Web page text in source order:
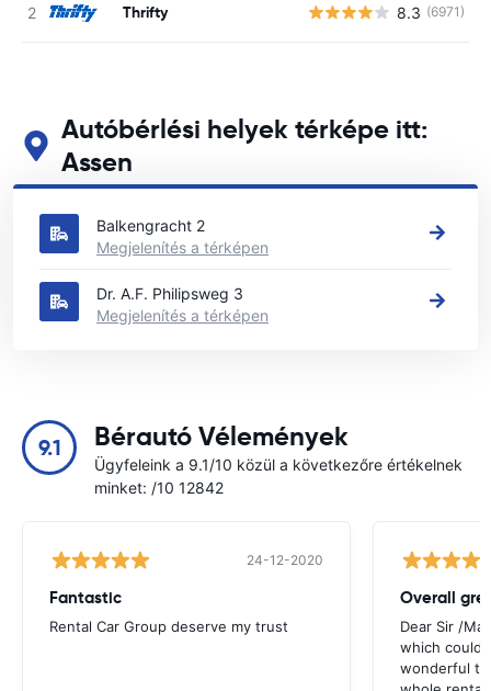
Thrifty 8.3 (6971)
Autóbérlési helyek térképe itt:
Assen
Tekintse meg fő autóbérlési helyeinket itt: Assen
Balkengracht 2
Megjelenítés a térképen
Dr. A.F. Philipsweg 3
Megjelenítés a térképen
9.1 Bérautó Vélemények
Ügyfeleink a 9.1/10 közül a következőre értékelnek
minket: /10 12842
24-12-2020
Fantastic
Rental Car Group deserve my trust
Overall
Dear Sir /
which could
wonderful to